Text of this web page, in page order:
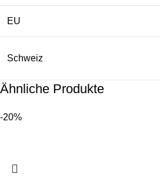
EU
Schweiz
Ähnliche Produkte
-20%